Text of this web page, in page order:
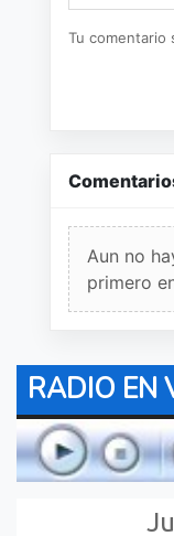
Tu comentario
Aun no
primero
RADIO EN